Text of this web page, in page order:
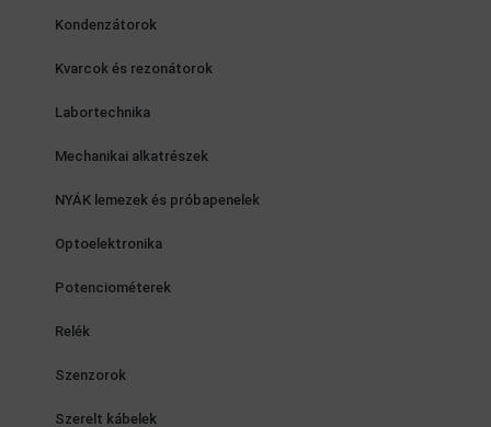
Kondenzátorok
Kvarcok és rezonátorok
Labortechnika
Mechanikai alkatrészek
NYÁK lemezek és próbapenelek
Optoelektronika
Potenciométerek
Relék
Szenzorok
Szerelt kábelek